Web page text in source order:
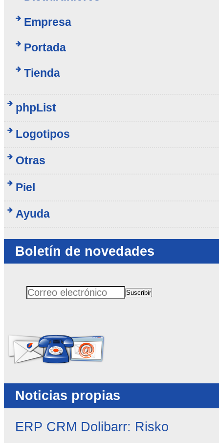
Empresa
Portada
Tienda
phpList
Logotipos
Otras
Piel
Ayuda
Boletín de novedades
Correo electrónicoSuscribir
Noticias propias
ERP CRM Dolibarr: Risko